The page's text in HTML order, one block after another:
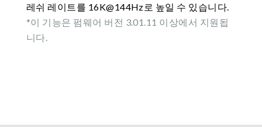
레쉬 레이트를 16K@144Hz로 높일 수 있습니다.
*이 기능은 펌웨어 버전 3.01.11 이상에서 지원됩
니다.